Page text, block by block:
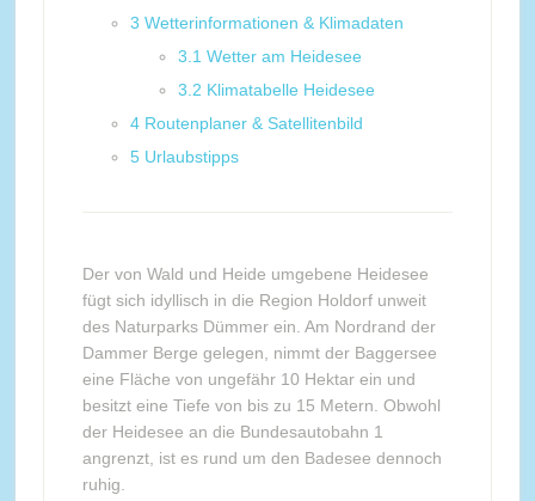
3 Wetterinformationen & Klimadaten
3.1 Wetter am Heidesee
3.2 Klimatabelle Heidesee
4 Routenplaner & Satellitenbild
5 Urlaubstipps
Der von Wald und Heide umgebene Heidesee
fügt sich idyllisch in die Region Holdorf unweit
des Naturparks Dümmer ein. Am Nordrand der
Dammer Berge gelegen, nimmt der Baggersee
eine Fläche von ungefähr 10 Hektar ein und
besitzt eine Tiefe von bis zu 15 Metern. Obwohl
der Heidesee an die Bundesautobahn 1
angrenzt, ist es rund um den Badesee dennoch
ruhig.